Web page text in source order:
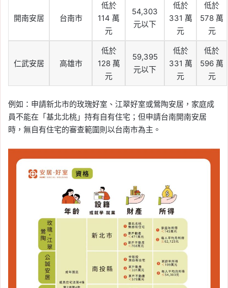
開南安居 台南市
低於
114 萬
元
54,303
元以下
低於
331 萬
元
低於
578 萬
元
仁武安居 高雄市
低於
128 萬
元
59,395
元以下
低於
331 萬
元
低於
596 萬
元
例如：申請新北市的玫瑰好室、江翠好室或鶯陶安居，家庭成
員不能在「基北北桃」持有自有住宅；但申請台南開南安居
時，無自有住宅的審查範圍則以台南市為主。